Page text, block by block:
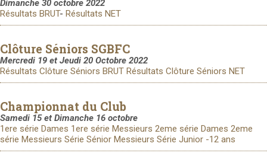
Dimanche 30 octobre 2022
Résultats BRUT- Résultats NET
Clôture Séniors SGBFC
Mercredi 19 et Jeudi 20 Octobre 2022
Résultats Clôture Séniors BRUT Résultats Clôture Séniors NET
Championnat du Club
Samedi 15 et Dimanche 16 octobre
1ere série Dames 1ere série Messieurs 2eme série Dames 2eme
série Messieurs Série Sénior Messieurs Série Junior -12 ans